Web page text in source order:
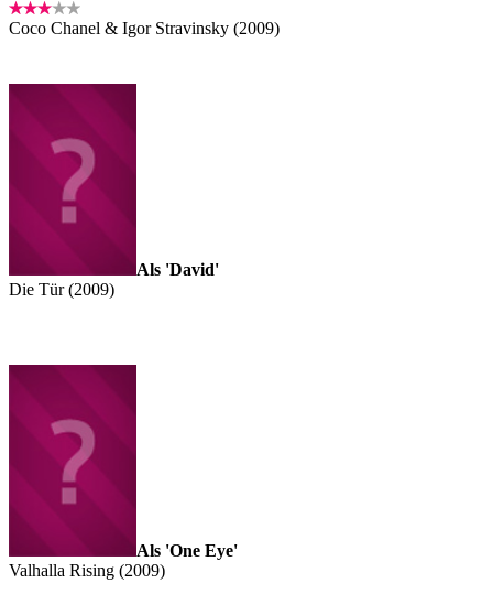
Coco Chanel & Igor Stravinsky (2009)
Als 'David'
Die Tür (2009)
Als 'One Eye'
Valhalla Rising (2009)